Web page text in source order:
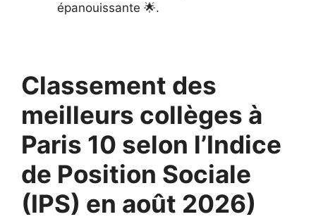
épanouissante 🌟.
Classement des
meilleurs collèges à
Paris 10 selon l’Indice
de Position Sociale
(IPS) en août 2026)